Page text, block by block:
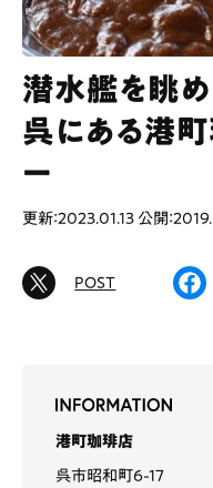
# ファミリーにおすすめ
# テイクアウ
Gourmet
潜水艦を眺
呉にある港
ー
更新：2023.01.13 公開：
POST
港町珈琲店
呉市昭和町6-17